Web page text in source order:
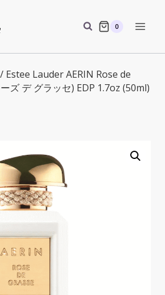
0
/ Estee Lauder AERIN Rose de
ズ デ グラッセ) EDP 1.7oz (50ml)